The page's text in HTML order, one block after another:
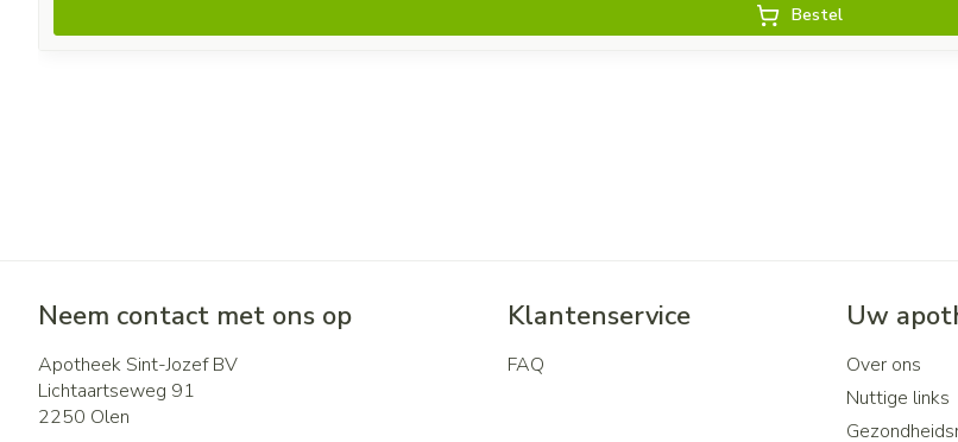
Bestel
Neem contact met ons op
Apotheek Sint-Jozef BV
Lichtaartseweg 91
2250 Olen
Klantenservice
FAQ
Uw
Over ons
Nuttige links